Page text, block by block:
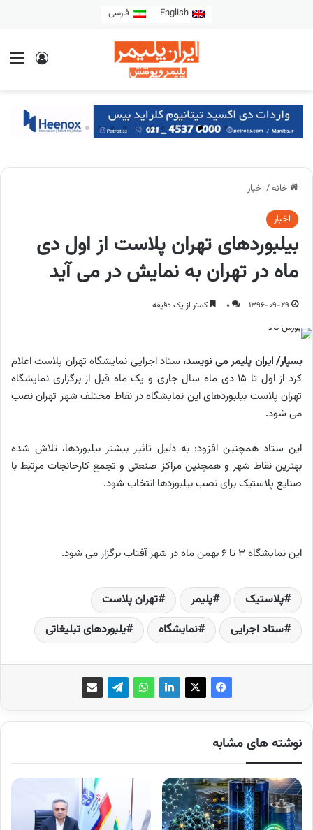
English فارسی
خانه/ اخبار
اخبار
بیلبوردهای تهران پلاست از اول دی
ماه در تهران به نمایش در می آید
1396-09-29
0 کمتر از یک دقیقه
بسپار/ ایران پلیمر می نویسد، ستاد اجرایی نمایشگاه تهران پلاست اعلام
کرد از اول تا ۱۵ دی ماه سال جاری و یک ماه قبل از برگزاری نمایشگاه
تهران پلاست بیلبوردهای این نمایشگاه در نقاط مختلف شهر تهران نصب
می شود.
این ستاد همچنین افزود: به دلیل تاثیر بیشتر بیلبوردها، تلاش شده
بهترین نقاط شهر و همچنین مراکز صنعتی و تجمع کارخانجات مرتبط با
صنایع پلاستیک برای نصب بیلبوردها انتخاب شود.
این نمایشگاه 3 تا 6 بهمن ماه در شهر آفتاب برگزار می شود.
پلاستیک پلیمر
تهران پلاست
ستاد اجرایی
نمایشگاه یلبوردهای تبلیغاتی
نوشته های مشابه